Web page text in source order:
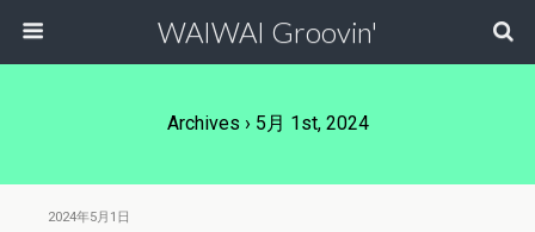
WAIWAI Groovin'
Archives › 5月 1st, 2024
2024年5月1日